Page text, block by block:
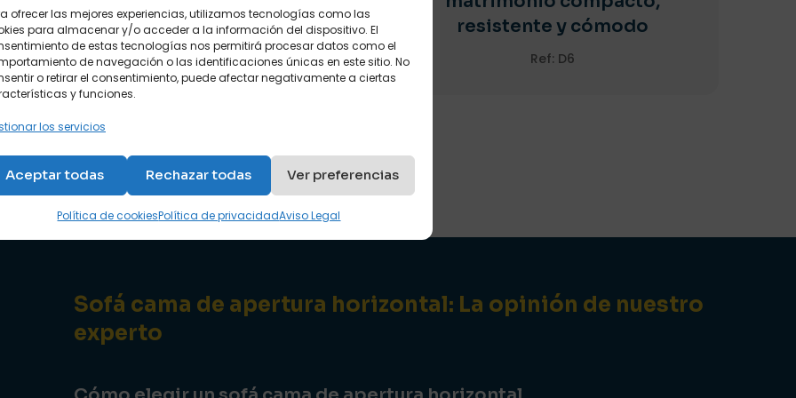
ofrecer las mejores experiencias, utilizamos tecnologías como las
para almacenar y/o acceder a la información del dispositivo. El
de estas tecnologías nos permitirá procesar datos como el
de navegación o las identificaciones únicas en este sitio. No
o retirar el consentimiento, puede afectar negativamente a ciertas
y funciones.
los servicios
Aceptar todas Rechazar todas Ver preferencias
Política de cookiesPolítica de privacidadAviso Legal
Ref: D5
resistente y cómodo
Ref: D6
Sofá cama de apertura horizontal: La opinión de nuestro
experto